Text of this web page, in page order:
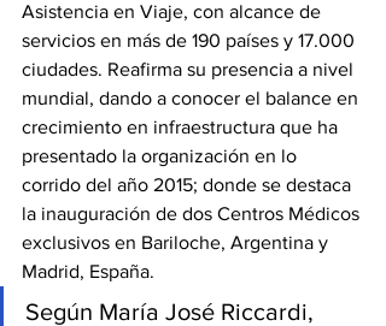
Asistencia en Viaje, con alcance de
servicios en más de 190 países y 17.000
ciudades. Reafirma su presencia a nivel
mundial, dando a conocer el balance en
crecimiento en infraestructura que ha
presentado la organización en lo
corrido del año 2015; donde se destaca
la inauguración de dos Centros Médicos
exclusivos en Bariloche, Argentina y
Madrid, España.
Según María José Riccardi,